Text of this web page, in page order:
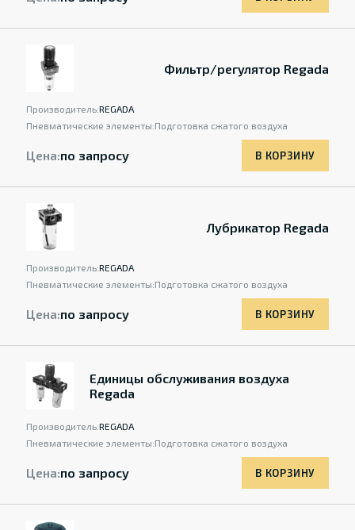
Фильтр/регулятор Regada
Производитель:REGADA
Пневматические элементы:Подготовка сжатого воздуха
Цена:по запросу В КОРЗИНУ
Лубрикатор Regada
Производитель:REGADA
Пневматические элементы:Подготовка сжатого воздуха
Цена:по запросу В КОРЗИНУ
Единицы обслуживания воздуха
Regada
Производитель:REGADA
Пневматические элементы:Подготовка сжатого воздуха
Цена:по запросу В КОРЗИНУ